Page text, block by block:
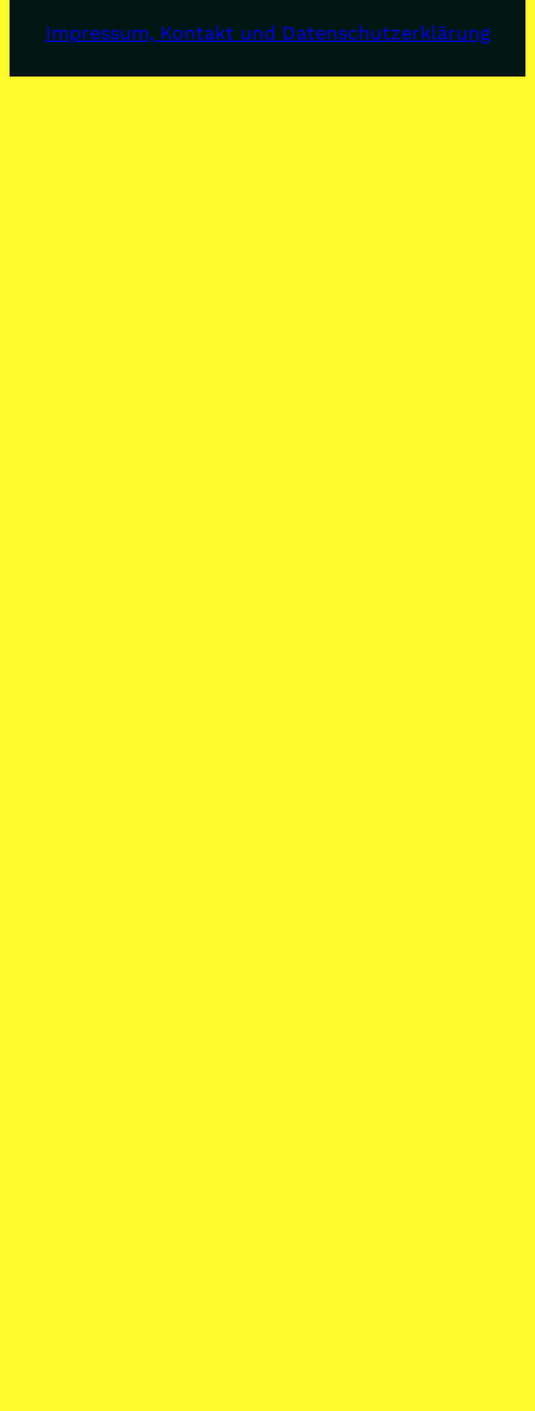
Impressum, Kontakt und Datenschutzerklärung